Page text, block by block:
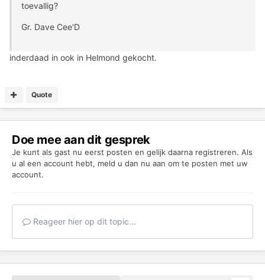
toevallig?
Gr. Dave Cee'D
inderdaad in ook in Helmond gekocht.
Quote
Doe mee aan dit gesprek
Je kunt als gast nu eerst posten en gelijk daarna registreren. Als
u al een account hebt, meld u dan nu aan om te posten met uw
account.
Reageer hier op dit topic...